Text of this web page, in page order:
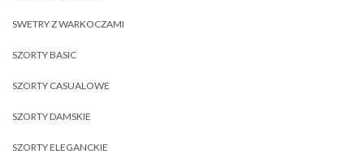
SWETRY Z WARKOCZAMI
SZORTY BASIC
SZORTY CASUALOWE
SZORTY DAMSKIE
SZORTY ELEGANCKIE